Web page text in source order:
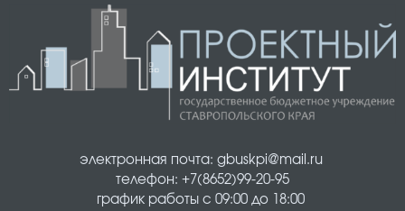
электронная почта: gbuskpi@mail.ru
телефон: +7(8652)99-20-95
график работы с 09:00 до 18:00